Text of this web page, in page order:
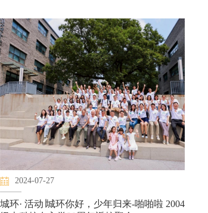
2024-07-27
城环· 活动∣城环你好，少年归来-啪啪啦 2004